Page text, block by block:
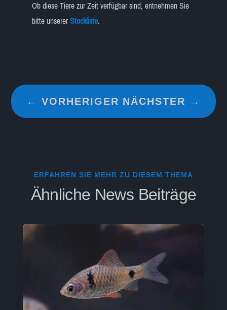
Ob diese Tiere zur Zeit verfügbar sind, entnehmen Sie
bitte unsererStockliste.
←VORHERIGER NÄCHSTER →
ERFAHREN SIE MEHR ZU DIESEM THEMA
Ähnliche News Beiträge